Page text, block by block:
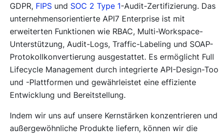
GDPR, FIPS und SOC 2 Type 1-Audit-Zertifizierung. Das
unternehmensorientierte API7 Enterprise ist mit
erweiterten Funktionen wie RBAC, Multi-Workspace-
Unterstützung, Audit-Logs, Traffic-Labeling und SOAP-
Protokollkonvertierung ausgestattet. Es ermöglicht Full
Lifecycle Management durch integrierte API-Design-
und -Plattformen und gewährleistet eine effiziente
Entwicklung und Bereitstellung.
Indem wir uns auf unsere Kernstärken konzentrieren und
außergewöhnliche Produkte liefern, können wir die